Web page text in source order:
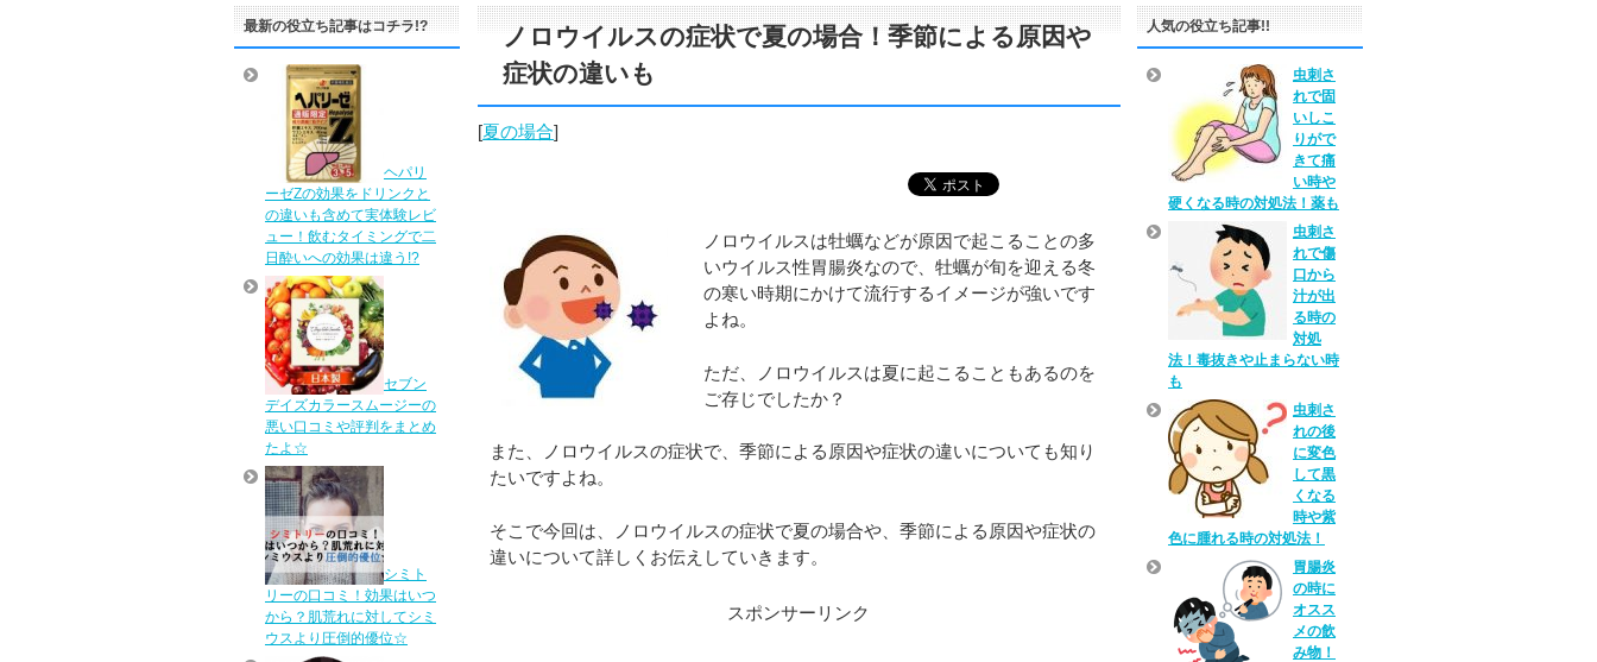
ノロウイルスの症状で夏の場合！季節による原因や
症状の違いも
[夏の場合]
ノロウイルスは牡蠣などが原因で起こることの多
いウイルス性胃腸炎なので、牡蠣が旬を迎える冬
の寒い時期にかけて流行するイメージが強いです
よね。
ただ、ノロウイルスは夏に起こることもあるのを
ご存じでしたか？
また、ノロウイルスの症状で、季節による原因や症状の違いについても知り
たいですよね。
そこで今回は、ノロウイルスの症状で夏の場合や、季節による原因や症状の
違いについて詳しくお伝えしていきます。
スポンサーリンク
最新の役立ち記事はコチラ!?
ヘパリ
ーゼZの効果をドリンクと
の違いも含めて実体験レビ
ュー！飲むタイミングで二
日酔いへの効果は違う!?
セブン
デイズカラースムージーの
悪い口コミや評判をまとめ
たよ☆
シミト
リーの口コミ！効果はいつ
から？肌荒れに対してシミ
ウスより圧倒的優位☆
人気の役立ち記事!!
虫刺さ
れで固
いしこ
りがで
きて痛
い時や
硬くなる時の対処法！薬も
虫刺さ
れで傷
口から
汁が出
る時の
対処
法！毒抜きや止まらない時
も
虫刺さ
れの後
に変色
して黒
くなる
時や紫
色に腫れる時の対処法！
胃腸炎
の時に
オスス
メの飲
み物！